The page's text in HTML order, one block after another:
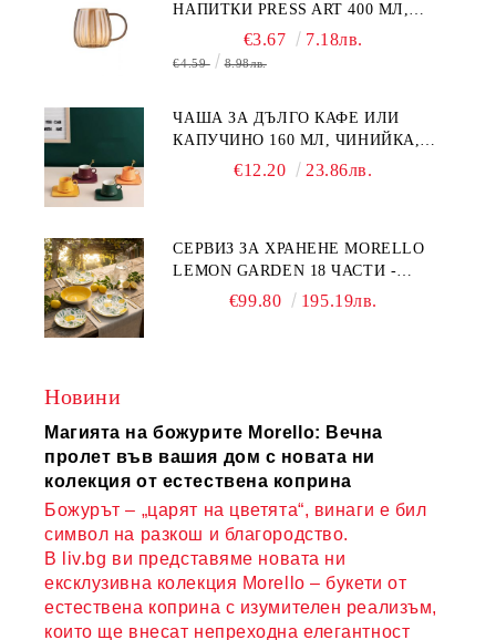
НАПИТКИ PRESS ART 400 МЛ,
БОРОСИЛИКАТНО СТЪКЛО
€3.67 7.18лв.
€4.59 8.98лв.
ЧАША ЗА ДЪЛГО КАФЕ ИЛИ
КАПУЧИНО 160 МЛ, ЧИНИЙКА,
ЛЪЖИЧКА GREEN, ORANGE LOVE
€12.20 23.86лв.
СЕРВИЗ ЗА ХРАНЕНЕ MORELLO
LEMON GARDEN 18 ЧАСТИ -
ПОРЦЕЛАН€99.80 195.19лв.
Новини
Магията на божурите Morello: Вечна
пролет във вашия дом с новата ни
колекция от естествена коприна
Божурът – „царят на цветята“, винаги е бил
символ на разкош и благородство.
В liv.bg ви представяме новата ни
ексклузивна колекция Morello – букети от
естествена коприна с изумителен реализъм,
които ще внесат непреходна елегантност